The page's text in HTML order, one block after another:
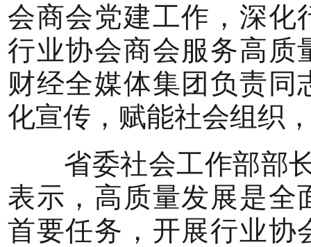
会商会党建工作，深化
行业协会商会服务高质
财经全媒体集团负责同
化宣传，赋能社会组织
省委社会工作部部长
表示，高质量发展是全
首要任务，开展行业协